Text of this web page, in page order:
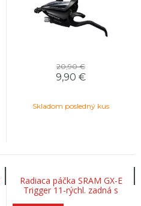
20,90 €
9,90 €
Skladom posledný kus
Radiaca páčka SRAM GX-E
Trigger 11-rýchl. zadná s
objímkou čierna